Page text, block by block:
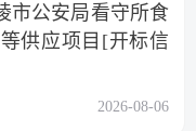
市公安局看守所食
供应项目[开标信
2026-08-06